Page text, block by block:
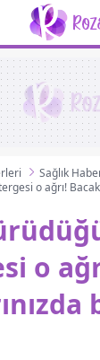
Sağlık
o ağrı!
o